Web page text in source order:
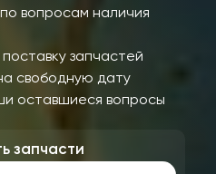
вопросам наличия
запчастей
свободную дату
оставшиеся вопросы
запчасти